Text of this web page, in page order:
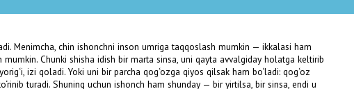
gapi borki ( Do'st hafa bo'lmaydi, unga hafa
nega do'st dardlasha olgani uchun do'st, hafa bo'la
kimga yorilib, kimdan hafa bolib, erkalik qilishi mumkin.
ham bu fazilat olib tashlansa, kimdan hafa bola
bo'lishingiz, begona kimsa uchun zarracha ahamiyatga
deb tursa, chin dostlarni begonalardan farqi nimada?